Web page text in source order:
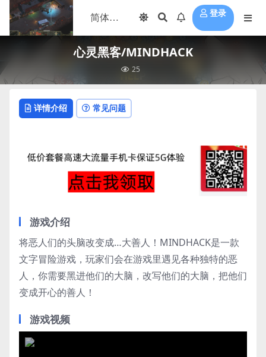
登录
心灵黑客/MINDHACK
25
详情介绍 常见问题
游戏介绍
将恶人们的头脑改变成…大善人！MINDHACK是一款
文字冒险游戏，玩家们会在游戏里遇见各种独特的恶
人，你需要黑进他们的大脑，改写他们的大脑，把他们
变成开心的善人！
游戏视频